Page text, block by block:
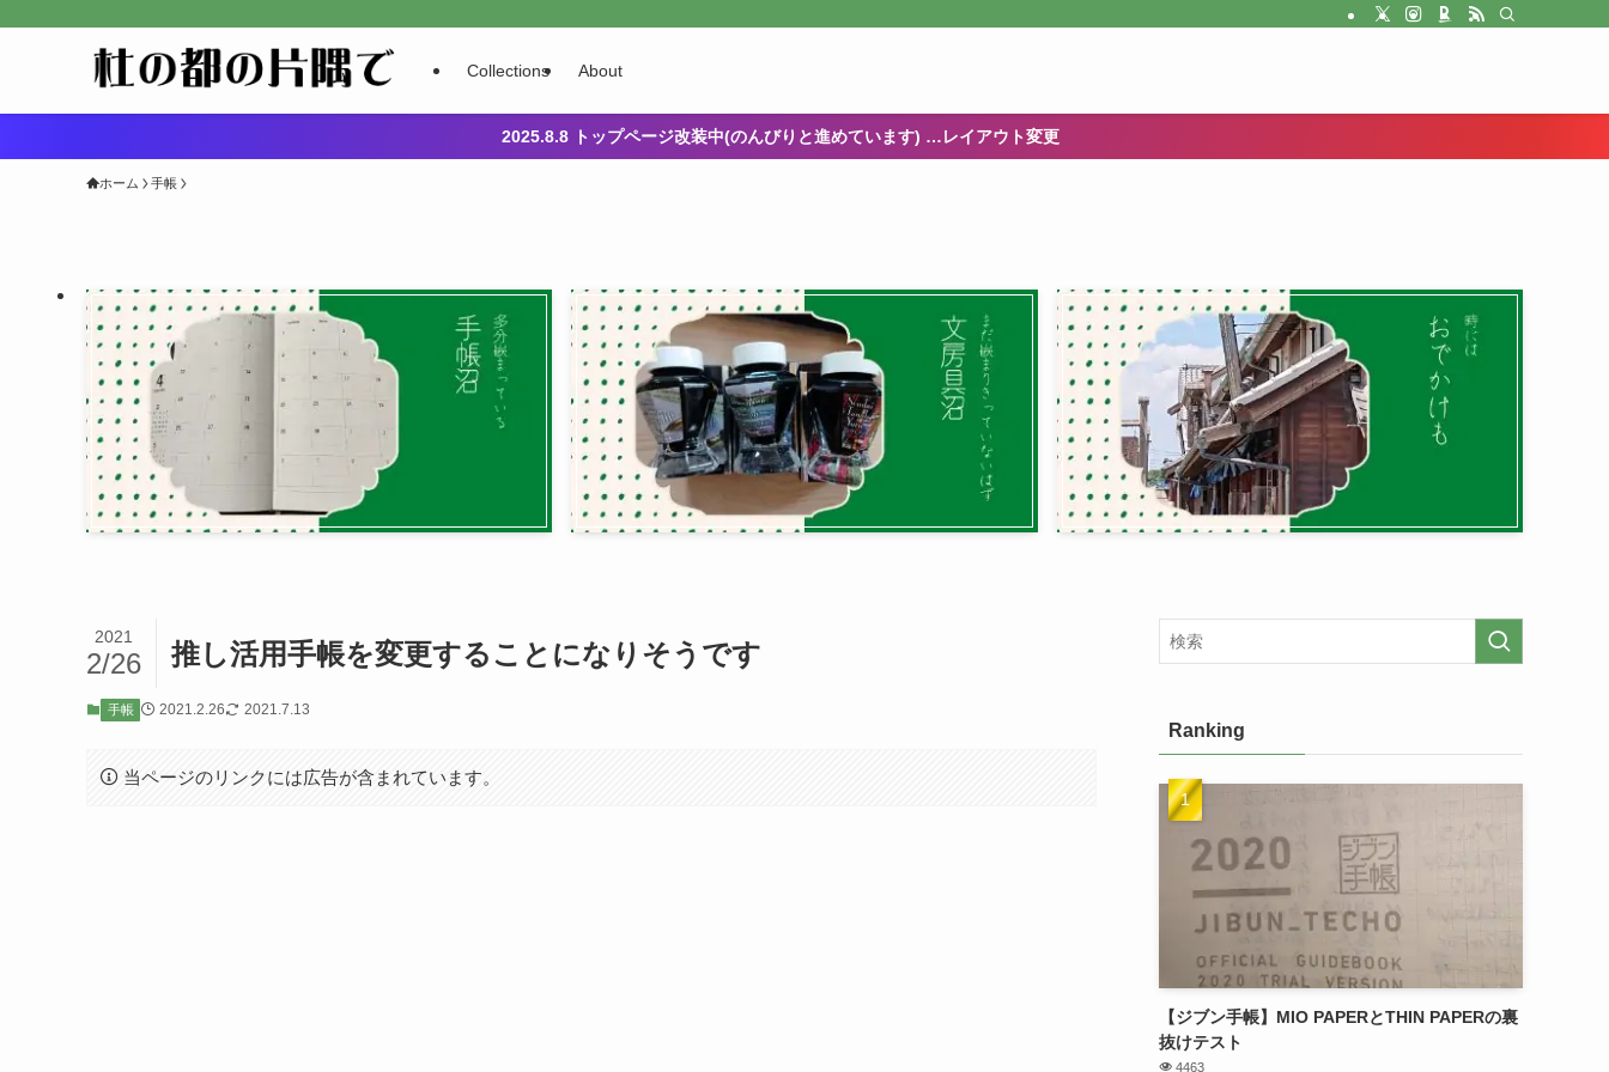
Collections About
2025.8.8 トップページ改装中(のんびりと進めています) …レイアウト変更
ホーム 手帳
推し活用手帳を変更することになりそうです
2021
2/26
手帳 2021.2.26 2021.7.13
当ページのリンクには広告が含まれています。
Ranking
【ジブン手帳】MIO PAPERとTHIN PAPERの裏
抜けテスト
4463